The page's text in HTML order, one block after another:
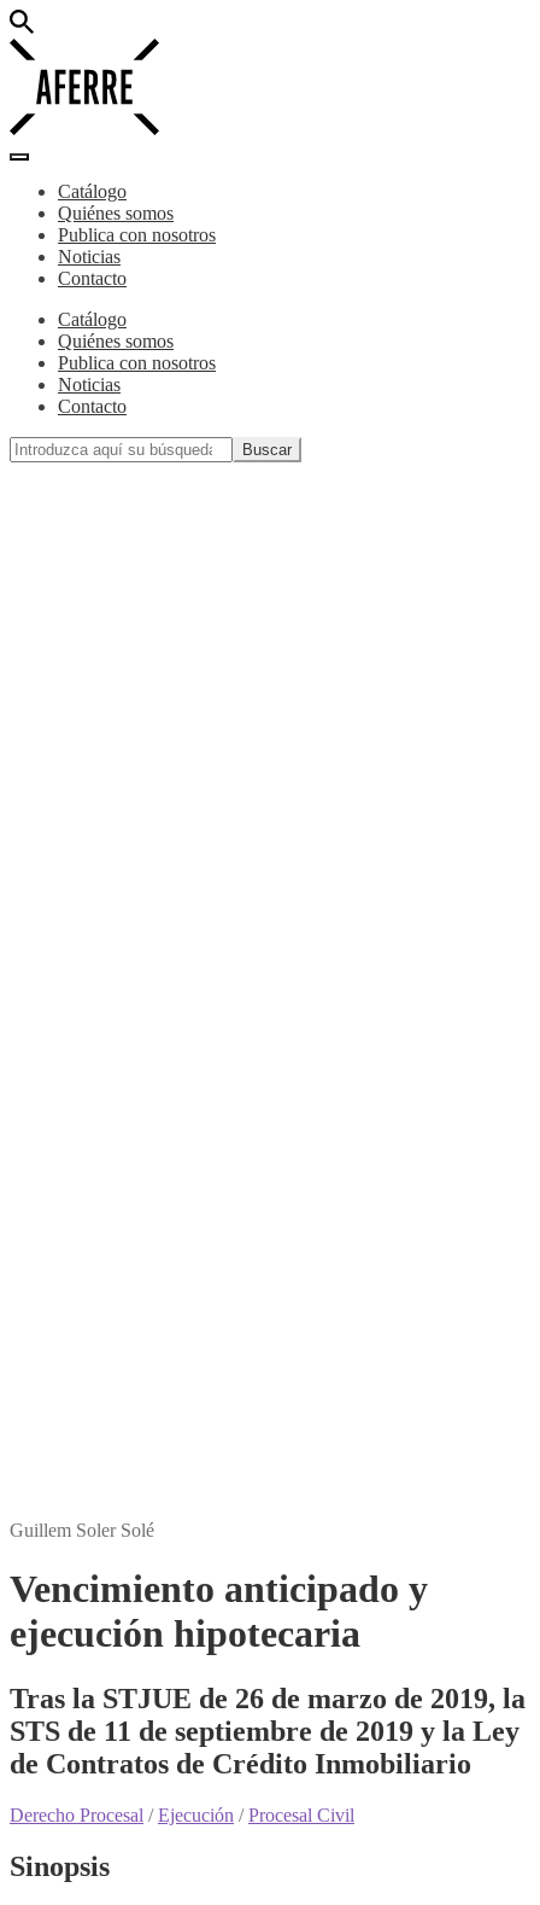
Catálogo
Quiénes somos
Publica con nosotros
Noticias
Contacto
Catálogo
Quiénes somos
Publica con nosotros
Noticias
Contacto
Guillem Soler Solé
Vencimiento anticipado y
ejecución hipotecaria
Tras la STJUE de 26 de marzo de 2019, la
STS de 11 de septiembre de 2019 y la Ley
de Contratos de Crédito Inmobiliario
Derecho Procesal /Ejecución /Procesal Civil
Sinopsis